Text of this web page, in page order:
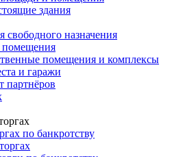
здания
назначения
помещения
помещения и комплексы
и гаражи
партнёров
по банкротству